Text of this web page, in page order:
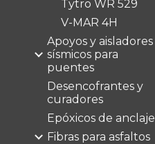
Tytro WR 529
V-MAR 4H
Apoyos y aisladores
sísmicos para
puentes
Desencofrantes y
curadores
Epóxicos de anclaje
Fibras para asfaltos